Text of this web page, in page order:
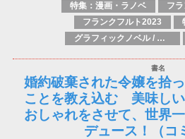
特集：漫画・ラノベ
フ
フランクフルト2023
グラフィックノベル / コミックブック / 漫画：スタイル / 伝統
婚約破棄された令嬢を拾
ことを教え込む 美味し
おしゃれをさせて、世界
デュース！（コ